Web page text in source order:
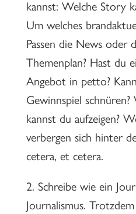
kannst: Welche Story
Um welches
Passen die News oder
Themenplan? Hast du
Angebot in petto?
Gewinnspiel
kannst du aufzeigen?
verbergen sich hinter
cetera, et cetera.
2. Schreibe wie ein
Journalismus.